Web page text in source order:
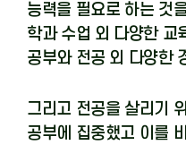
능력을 필요로 하는 것
학과 수업 외 다양한 교
공부와 전공 외 다양한
그리고 전공을 살리기
공부에 집중했고 이를